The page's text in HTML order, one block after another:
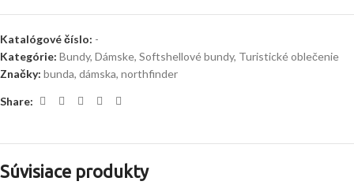
Katalógové číslo: -
Kategórie: Bundy, Dámske, Softshellové bundy, Turistické oblečenie
Značky: bunda, dámska, northfinder
Share:
Súvisiace produkty